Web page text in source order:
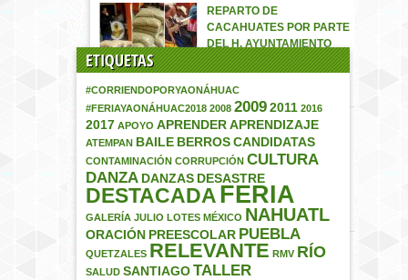
REPARTO DE
CACAHUATES POR PARTE
DEL H. AYUNTAMIENTO
MUNICIPAL
“Cacahuates” por parte…
EXCELENTE
OPORTUNIDAD EN BIENES
RAÍCES
[caption id="attachment_785"
align="aligncenter"
width="615"] VENDO LOTES
EN…
CANDIDATAS A REINA DE
LA FERIA PATRONAL
ETIQUETAS
#CORRIENDOPORYAONÁHUAC
#FERIAYAONÁHUAC2018 2008 20092011 2016
2017 APOYO APRENDERAPRENDIZAJE
ATEMPAN BAILE BERROSCANDIDATAS
CONTAMINACIÓN CORRUPCIÓN CULTURA
DANZA DANZAS DESASTRE
DESTACADAFERIA
GALERÍA JULIO LOTES MÉXICO NAHUATL
ORACIÓN PREESCOLAR PUEBLA
QUETZALES RELEVANTE RMV RÍO
SALUD SANTIAGOTALLER